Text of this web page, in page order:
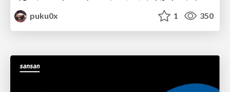
puku0x
1 350